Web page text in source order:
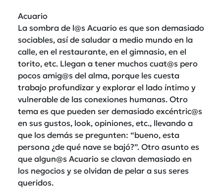
Acuario
La sombra de l@s Acuario es que son demasiado
sociables, así de saludar a medio mundo en la
calle, en el restaurante, en el gimnasio, en el
torito, etc. Llegan a tener muchos cuat@s pero
pocos amig@s del alma, porque les cuesta
trabajo profundizar y explorar el lado íntimo y
vulnerable de las conexiones humanas. Otro
tema es que pueden ser demasiado excéntric@s
en sus gustos, look, opiniones, etc., llevando a
que los demás se pregunten: “bueno, esta
persona ¿de qué nave se bajó?”. Otro asunto es
que algun@s Acuario se clavan demasiado en
los negocios y se olvidan de pelar a sus seres
queridos.